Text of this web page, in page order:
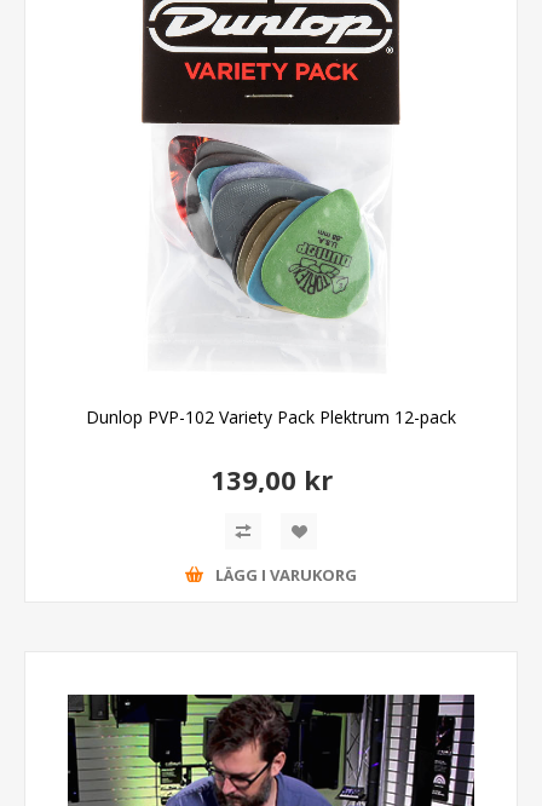
Dunlop PVP-102 Variety Pack Plektrum 12-pack
139,00 kr
LÄGG I VARUKORG